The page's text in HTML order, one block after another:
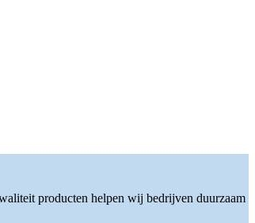
producten helpen wij bedrijven duurzaam